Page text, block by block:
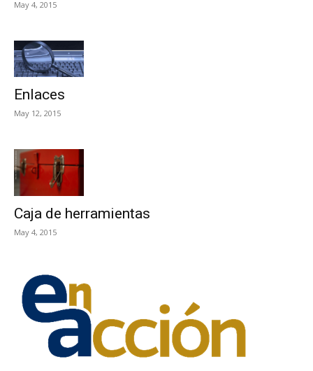
May 4, 2015
Enlaces
May 12, 2015
Caja de herramientas
May 4, 2015